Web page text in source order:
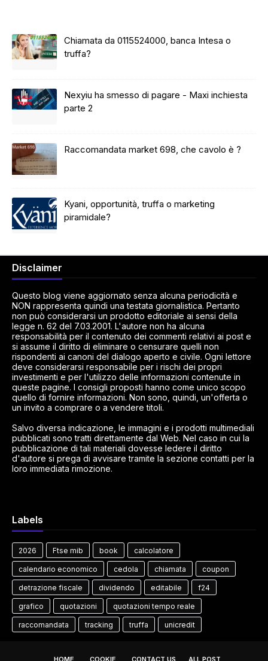
Chiamata da 0115524000, banca Intesa o
truffa?
Nexyiu ha smesso di pagare - Maxi inchiesta
parte 2
Raccomandata market 698, che cavolo è ?
Kyani, opportunità, truffa o marketing
piramidale?
Disclaimer
Questo blog viene aggiornato senza alcuna periodicità e
NON rappresenta quindi una testata giornalistica. Pertanto
non può considerarsi un prodotto editoriale ai sensi della
legge n. 62 del 7.03.2001. L'autore non ha alcuna
responsabilità per il contenuto dei commenti relativi ai post e
si assume il diritto di eliminare o censurare quelli non
rispondenti ai canoni del dialogo aperto e civile. Ogni lettore
deve considerarsi responsabile per i rischi dei propri
investimenti e per l'utilizzo delle informazioni contenute in
queste pagine. I consigli proposti hanno come unico scopo
quello di fornire informazioni. Non sono, quindi, un'offerta o
un invito a comprare o a vendere titoli.
Salvo diversa indicazione, le immagini e i prodotti multimediali
pubblicati sono tratti direttamente dal Web. Nel caso in cui la
pubblicazione di tali materiali dovesse ledere il diritto
d'autore si prega di avvisare tramite la sezione contatti per la
loro immediata rimozione.
Labels
2026 Ftse mib book calcolatore
calendario economico cedola chiamata coupon
detrazione fiscale dividendo editabile f24
grafico quotazioni quotazioni tempo reale
raccomandata tracking truffa unicredit
HOME COOKIE CONTACT US ALL POST